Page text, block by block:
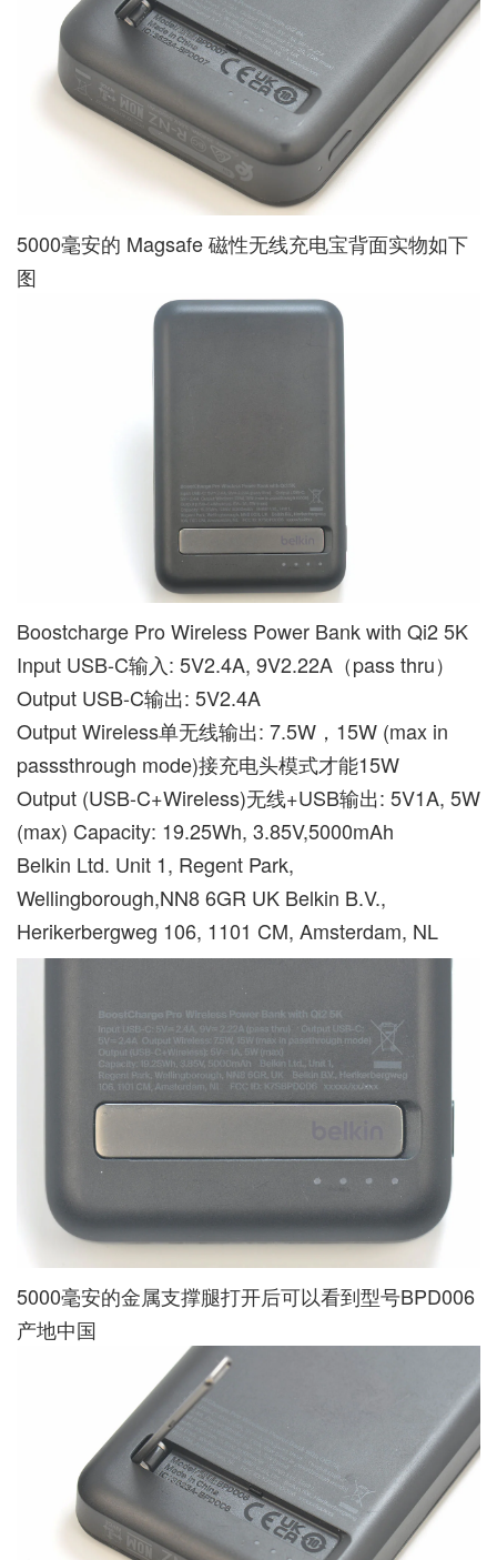
5000毫安的 Magsafe 磁性无线充电宝背面实物如下
图
Boostcharge Pro Wireless Power Bank with Qi2 5K
Input USB-C输入: 5V2.4A, 9V2.22A（pass thru）
Output USB-C输出: 5V2.4A
Output Wireless单无线输出: 7.5W，15W (max in
passsthrough mode)接充电头模式才能15W
Output (USB-C+Wireless)无线+USB输出: 5V1A, 5W
(max) Capacity: 19.25Wh, 3.85V,5000mAh
Belkin Ltd. Unit 1, Regent Park,
Wellingborough,NN8 6GR UK Belkin B.V.,
Herikerbergweg 106, 1101 CM, Amsterdam, NL
5000毫安的金属支撑腿打开后可以看到型号BPD006
产地中国